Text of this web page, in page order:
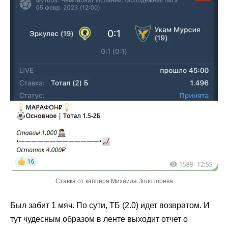
Ставка от каппера Михаила Золоторева
Был забит 1 мяч. По сути, ТБ (2.0) идет возвратом. И
тут чудесным образом в ленте выходит отчет о